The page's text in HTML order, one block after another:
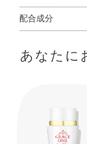
使用方法
●お手入れの最
になる部分を中
配合成分
ェロール※、 精
（1）、ワセリ
ン分解物混合溶
あなたに